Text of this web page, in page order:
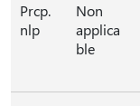
Prcp.
nlp
Non
applica
ble